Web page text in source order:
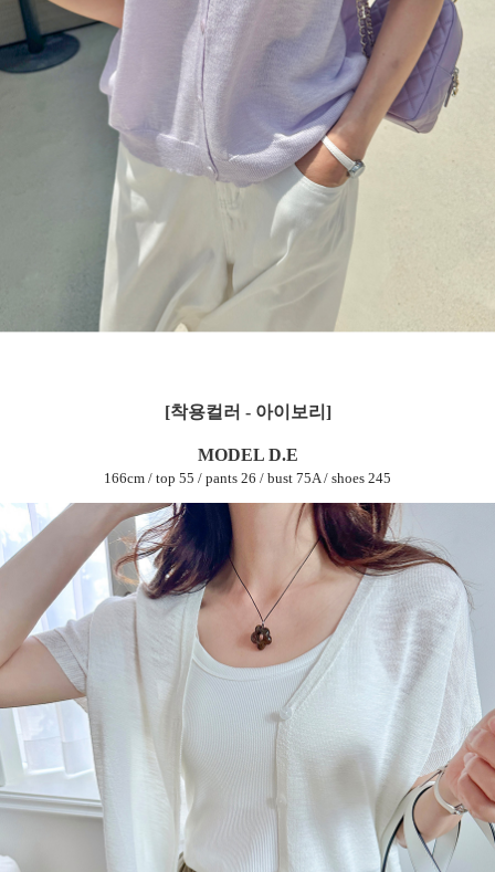
[착용컬러 - 아이보리]
MODEL D.E
166cm / top 55 / pants 26 / bust 75A / shoes 245